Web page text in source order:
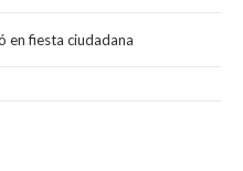
en fiesta ciudadana